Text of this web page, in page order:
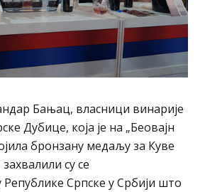
Бањац, власници винарије
Дубице, која је на „Беовајн
бронзану медаљу за Куве
су се
Српске у Србији што